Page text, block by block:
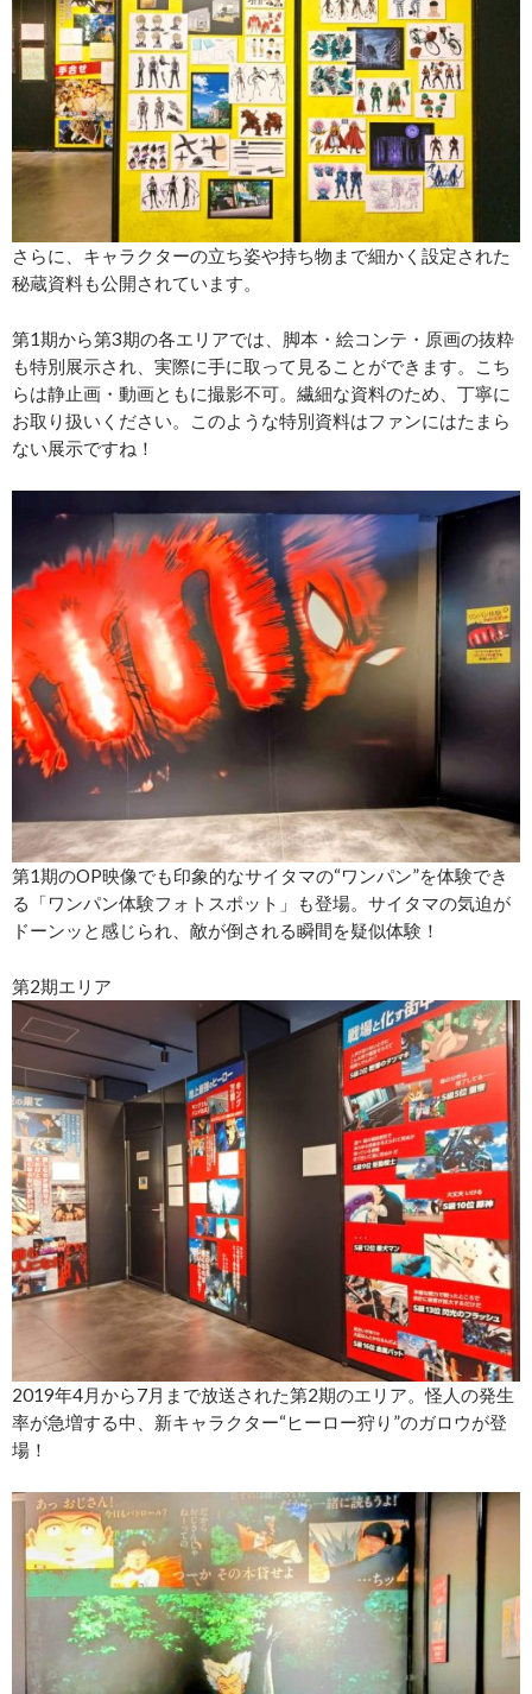
さらに、キャラクターの立ち姿や持ち物まで細かく設定された
秘蔵資料も公開されています。
第1期から第3期の各エリアでは、脚本・絵コンテ・原画の抜粋
も特別展示され、実際に手に取って見ることができます。こち
らは静止画・動画ともに撮影不可。繊細な資料のため、丁寧に
お取り扱いください。このような特別資料はファンにはたまら
ない展示ですね！
第1期のOP映像でも印象的なサイタマの“ワンパン”を体験でき
る「ワンパン体験フォトスポット」も登場。サイタマの気迫が
ドーンッと感じられ、敵が倒される瞬間を疑似体験！
第2期エリア
2019年4月から7月まで放送された第2期のエリア。怪人の発生
率が急増する中、新キャラクター“ヒーロー狩り”のガロウが登
場！